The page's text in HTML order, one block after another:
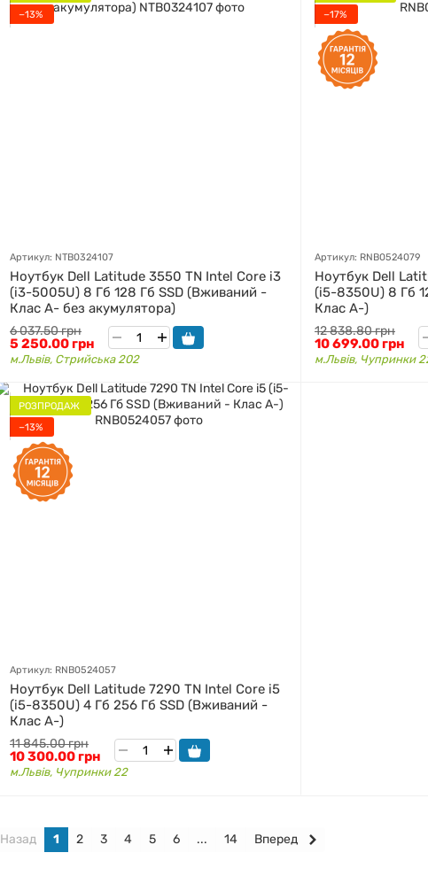
−13%
Артикул: NTB0324107
Ноутбук Dell Latitude 3550 TN Intel Core i3
(i3-5005U) 8 Гб 128 Гб SSD (Вживаний -
Клас A- без акумулятора)
6 037.50 грн
5 250.00 грн
м.Львів, Стрийська 202
−17%
Артикул: RNB0524079
Ноутбук Dell
(i5-8350U) 8 Гб
Клас A-)
12 838.80 грн
10 699.00 грн
м.Львів, Чупринки
РОЗПРОДАЖ
−13%
Артикул: RNB0524057
Ноутбук Dell Latitude 7290 TN Intel Core i5
(i5-8350U) 4 Гб 256 Гб SSD (Вживаний -
Клас A-)
11 845.00 грн
10 300.00 грн
м.Львів, Чупринки 22
Назад 1 2 3 4 5 6 ... 14 Вперед